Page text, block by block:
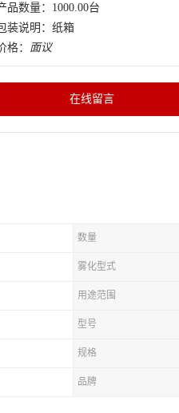
品数量：1000.00台
装说明：纸箱
格： 面议
在线留言
数量
雾化型式
用途范围
型号
规格
品牌